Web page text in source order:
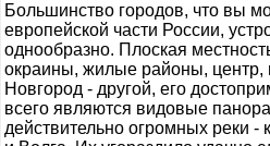
Большинство городов, что вы
европейской части России,
однообразно. Плоская
окраины, жилые районы,
Новгород - другой, его
всего являются видовые
действительно огромных реки